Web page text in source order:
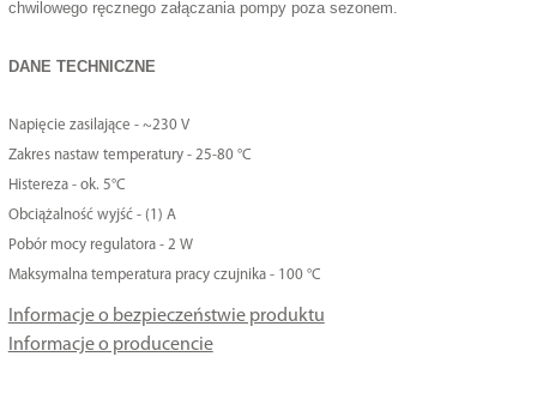
chwilowego ręcznego załączania pompy poza sezonem.
DANE TECHNICZNE
Napięcie zasilające - ~230 V
Zakres nastaw temperatury - 25-80 °C
Histereza - ok. 5°C
Obciążalność wyjść - (1) A
Pobór mocy regulatora - 2 W
Maksymalna temperatura pracy czujnika - 100 °C
Informacje o bezpieczeństwie produktu
Informacje o producencie